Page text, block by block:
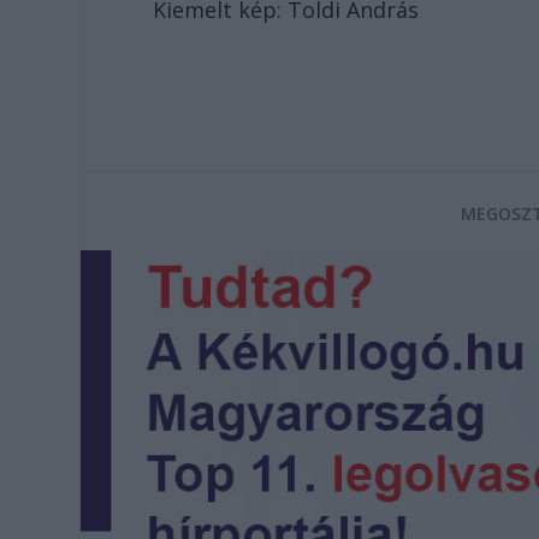
Kiemelt kép: Toldi András